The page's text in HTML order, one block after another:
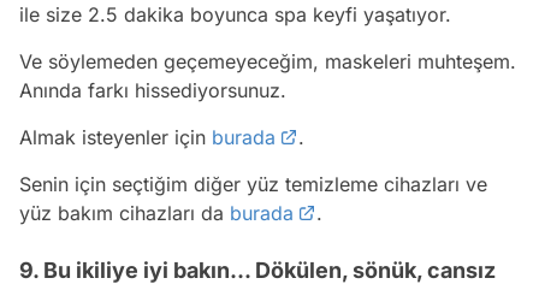
ile size 2.5 dakika boyunca spa keyfi yaşatıyor.
Ve söylemeden geçemeyeceğim, maskeleri muhteşem.
Anında farkı hissediyorsunuz.
Almak isteyenler için burada
.
Senin için seçtiğim diğer yüz temizleme cihazları ve
yüz bakım cihazları da burada .
9. Bu ikiliye iyi bakın... Dökülen, sönük, cansız